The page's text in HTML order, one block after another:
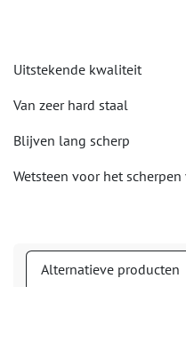
Uitstekende kwaliteit
Van zeer hard staal
Blijven lang scherp
Wetsteen voor het
Alternatieve producten